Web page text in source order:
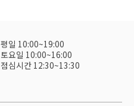
평일 10:00~19:00
토요일 10:00~16:00
점심시간 12:30~13:30